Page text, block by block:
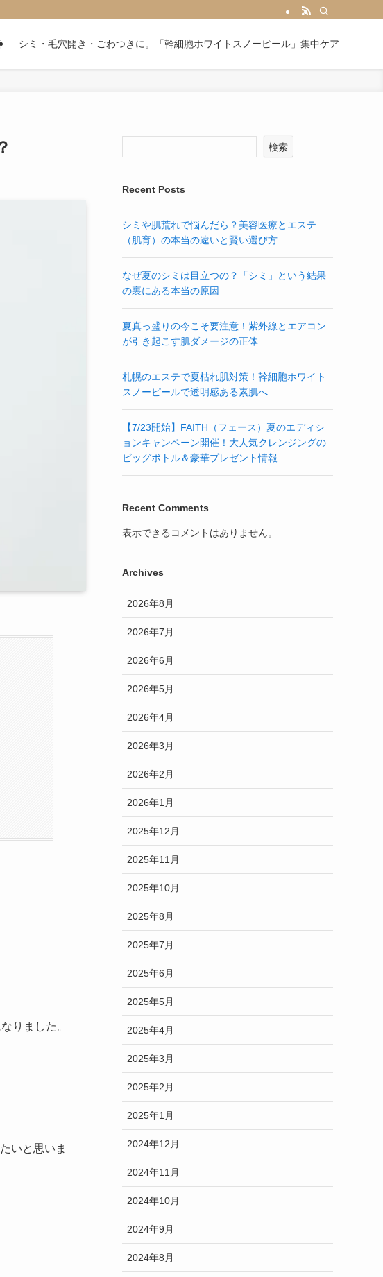
シミ・毛穴開き・ごわつきに。「幹細胞ホワイトスノーピール」集中ケア
りました。
いと思いま
検索
Recent Posts
シミや肌荒れで悩んだら？美容医療とエステ
（肌育）の本当の違いと賢い選び方
なぜ夏のシミは目立つの？「シミ」という結果
の裏にある本当の原因
夏真っ盛りの今こそ要注意！紫外線とエアコン
が引き起こす肌ダメージの正体
札幌のエステで夏枯れ肌対策！幹細胞ホワイト
スノーピールで透明感ある素肌へ
【7/23開始】FAITH（フェース）夏のエディシ
ョンキャンペーン開催！大人気クレンジングの
ビッグボトル＆豪華プレゼント情報
Recent Comments
表示できるコメントはありません。
Archives
2026年8月
2026年7月
2026年6月
2026年5月
2026年4月
2026年3月
2026年2月
2026年1月
2025年12月
2025年11月
2025年10月
2025年8月
2025年7月
2025年6月
2025年5月
2025年4月
2025年3月
2025年2月
2025年1月
2024年12月
2024年11月
2024年10月
2024年9月
2024年8月